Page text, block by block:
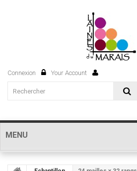
Connexion Your Account
MENU